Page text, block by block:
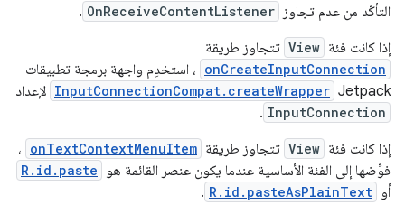
التأكّد من عدم تجاوز OnReceiveContentListener
.
إذا كانت فئة View تتجاوز طريقة
onCreateInputConnection ، استخدِم واجهة برمجة تطبيقات
Jetpack‏
InputConnectionCompat.createWrapper لإعداد
InputConnection
.
إذا كانت فئة View تتجاوز طريقة onTextContextMenuItem ،
فوِّضها إلى الفئة الأساسية عندما يكون عنصر القائمة هو
R.id.paste
أو R.id.pasteAsPlainText
.